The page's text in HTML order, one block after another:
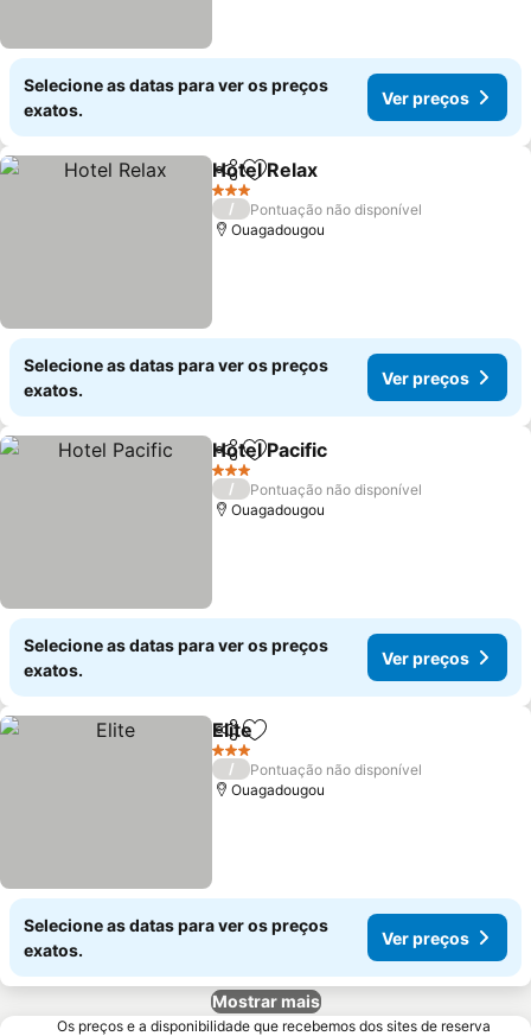
Selecione as datas para ver os preços
exatos.
Ver preços
PartilharAdicionar aos favoritos
Hotel Relax
3 Estrelas
/
Pontuação não disponível
Ouagadougou
Selecione as datas para ver os preços
exatos.
Ver preços
PartilharAdicionar aos favoritos
Hotel Pacific
3 Estrelas
/
Pontuação não disponível
Ouagadougou
Selecione as datas para ver os preços
exatos.
Ver preços
PartilharAdicionar aos favoritos
Elite
3 Estrelas
/
Pontuação não disponível
Ouagadougou
Selecione as datas para ver os preços
exatos.
Ver preços
Mostrar mais
Os preços e a disponibilidade que recebemos dos sites de reserva